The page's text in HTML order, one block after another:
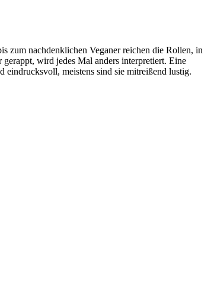
zum nachdenklichen Veganer reichen die Rollen, in
wird jedes Mal anders interpretiert. Eine
eindrucksvoll, meistens sind sie mitreißend lustig.